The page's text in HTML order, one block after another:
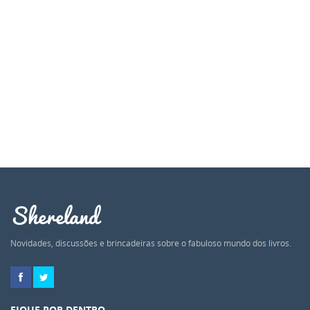
Shereland
Novidades, discussões e brincadeiras sobre o fabuloso mundo dos livros.